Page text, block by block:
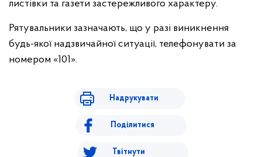
листівки та газети застережливого характеру.
Рятувальники зазначають, що у разі виникнення
будь-якої надзвичайної ситуації, телефонувати за
номером «101».
Надрукувати
Поділитися
Твітнути